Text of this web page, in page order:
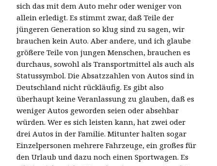
sich das mit dem Auto mehr oder weniger von
allein erledigt. Es stimmt zwar, daß Teile der
jüngeren Generation so klug sind zu sagen, wir
brauchen kein Auto. Aber andere, und ich glaube
größere Teile von jungen Menschen, brauchen es
durchaus, sowohl als Transportmittel als auch als
Statussymbol. Die Absatzzahlen von Autos sind in
Deutschland nicht rückläufig. Es gibt also
überhaupt keine Veranlassung zu glauben, daß es
weniger Autos geworden seien oder absehbar
würden. Wer es sich leisten kann, hat zwei oder
drei Autos in der Familie. Mitunter halten sogar
Einzelpersonen mehrere Fahrzeuge, ein großes für
den Urlaub und dazu noch einen Sportwagen. Es